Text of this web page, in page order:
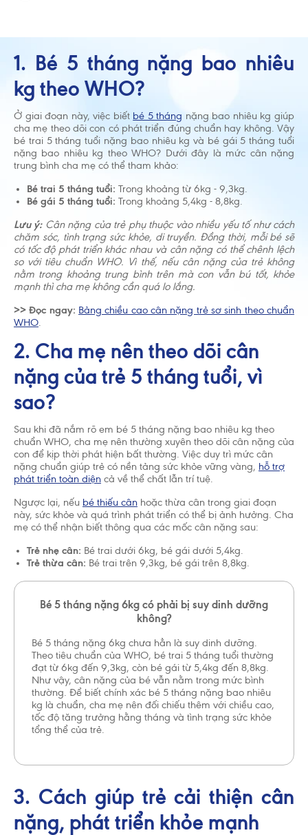
1. Bé 5 tháng nặng bao nhiêu
kg theo WHO?
Ở giai đoạn này, việc biết bé 5 tháng nặng bao nhiêu kg giúp
cha mẹ theo dõi con có phát triển đúng chuẩn hay không. Vậy
bé trai 5 tháng tuổi nặng bao nhiêu kg và bé gái 5 tháng tuổi
nặng bao nhiêu kg theo WHO? Dưới đây là mức cân nặng
trung bình cha mẹ có thể tham khảo:
Bé trai 5 tháng tuổi: Trong khoảng từ 6kg - 9,3kg.
Bé gái 5 tháng tuổi:Trong khoảng 5,4kg - 8,8kg.
Lưu ý:Cân nặng của trẻ phụ thuộc vào nhiều yếu tố như cách
chăm sóc, tình trạng sức khỏe, di truyền. Đồng thời, mỗi bé sẽ
có tốc độ phát triển khác nhau và cân nặng có thể chênh lệch
so với tiêu chuẩn WHO. Vì thế, nếu cân nặng của trẻ không
nằm trong khoảng trung bình trên mà con vẫn bú tốt, khỏe
mạnh thì cha mẹ không cần quá lo lắng.
>> Đọc ngay: Bảng chiều cao cân nặng trẻ sơ sinh theo chuẩn
WHO.
2. Cha mẹ nên theo dõi cân
nặng của trẻ 5 tháng tuổi, vì
sao?
Sau khi đã nắm rõ em bé 5 tháng nặng bao nhiêu kg theo
chuẩn WHO, cha mẹ nên thường xuyên theo dõi cân nặng của
con để kịp thời phát hiện bất thường. Việc duy trì mức cân
nặng chuẩn giúp trẻ có nền tảng sức khỏe vững vàng, hỗ trợ
phát triển toàn diện cả về thể chất lẫn trí tuệ.
Ngược lại, nếu bé thiếu cân hoặc thừa cân trong giai đoạn
này, sức khỏe và quá trình phát triển có thể bị ảnh hưởng. Cha
mẹ có thể nhận biết thông qua các mốc cân nặng sau:
Trẻ nhẹ cân: Bé trai dưới 6kg, bé gái dưới 5,4kg.
Trẻ thừa cân: Bé trai trên 9,3kg, bé gái trên 8,8kg.
Bé 5 tháng nặng 6kg có phải bị suy dinh dưỡng
không?
Bé 5 tháng nặng 6kg chưa hẳn là suy dinh dưỡng.
Theo tiêu chuẩn của WHO, bé trai 5 tháng tuổi thường
đạt từ 6kg đến 9,3kg, còn bé gái từ 5,4kg đến 8,8kg.
Như vậy, cân nặng của bé vẫn nằm trong mức bình
thường. Để biết chính xác bé 5 tháng nặng bao nhiêu
kg là chuẩn, cha mẹ nên đối chiếu thêm với chiều cao,
tốc độ tăng trưởng hằng tháng và tình trạng sức khỏe
tổng thể của trẻ.
3. Cách giúp trẻ cải thiện cân
nặng, phát triển khỏe mạnh
Chấp nhận và đóng
con bằng sữa mẹ cho đến khi trẻ được 2 tuổi. Cho
trẻ bú bình hoặc dùng thức ăn, thức uống khác
hưởng không tốt đến việc nuôi con bằng sữa mẹ.
Sau sáu tháng tuổi, trẻ cần được cho ăn thức ăn bổ
sung phù hợp với lứa tuổi kết hợp với bú sữa mẹ
cho đến 2 tuổi. Hãy gặp bác sĩ để được tư vấn
trước khi quyết định dùng sản phẩm dinh dưỡng
công thức hoặc nếu bạn gặp vấn đề khi cho con
bú.